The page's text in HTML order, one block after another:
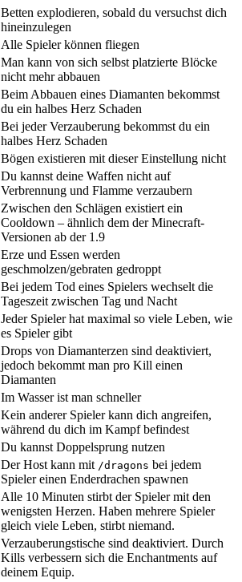
Betten explodieren, sobald du versuchst dich
hineinzulegen
Alle Spieler können fliegen
Man kann von sich selbst platzierte Blöcke
nicht mehr abbauen
Beim Abbauen eines Diamanten bekommst
du ein halbes Herz Schaden
Bei jeder Verzauberung bekommst du ein
halbes Herz Schaden
Bögen existieren mit dieser Einstellung nicht
Du kannst deine Waffen nicht auf
Verbrennung und Flamme verzaubern
Zwischen den Schlägen existiert ein
Cooldown – ähnlich dem der Minecraft-
Versionen ab der 1.9
Erze und Essen werden
geschmolzen/gebraten gedroppt
Bei jedem Tod eines Spielers wechselt die
Tageszeit zwischen Tag und Nacht
Jeder Spieler hat maximal so viele Leben, wie
es Spieler gibt
Drops von Diamanterzen sind deaktiviert,
jedoch bekommt man pro Kill einen
Diamanten
Im Wasser ist man schneller
Kein anderer Spieler kann dich angreifen,
während du dich im Kampf befindest
Du kannst Doppelsprung nutzen
Der Host kann mit /dragons bei jedem
Spieler einen Enderdrachen spawnen
Alle 10 Minuten stirbt der Spieler mit den
wenigsten Herzen. Haben mehrere Spieler
gleich viele Leben, stirbt niemand.
Verzauberungstische sind deaktiviert. Durch
Kills verbessern sich die Enchantments auf
deinem Equip.